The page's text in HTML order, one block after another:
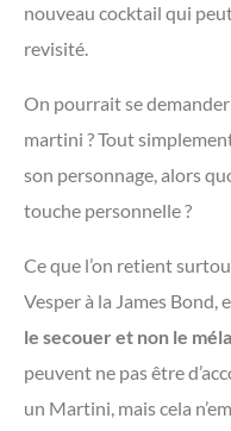
nouveau cocktail qui
revisité.
On pourrait se
martini ? Tout
son personnage, alors
touche personnelle ?
Ce que l’on retient
Vesper à la James Bond,
le secouer et non le
peuvent ne pas être
un Martini, mais cela